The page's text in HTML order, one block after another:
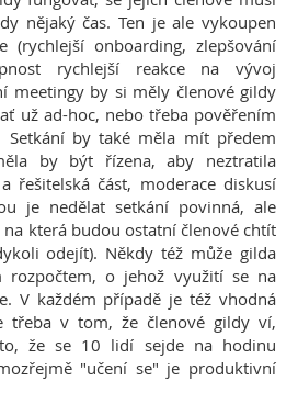
nějaký čas. Ten je ale vykoupen
(rychlejší onboarding, zlepšování
rychlejší reakce na vývoj
meetingy by si měly členové gildy
už ad-hoc, nebo třeba pověřením
Setkání by také měla mít předem
by být řízena, aby neztratila
řešitelská část, moderace diskusí
je nedělat setkání povinná, ale
která budou ostatní členové chtít
odejít). Někdy též může gilda
rozpočtem, o jehož využití se na
V každém případě je též vhodná
třeba v tom, že členové gildy ví,
že se 10 lidí sejde na hodinu
"učení se" je produktivní